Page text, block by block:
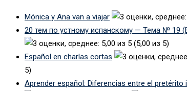
Mónica y Ana van a viajar
20 тем по устному испанскому — Тема № 19
(5,00 из 5)
Español en charlas cortas
5)
Aprender español: Diferencias entre el